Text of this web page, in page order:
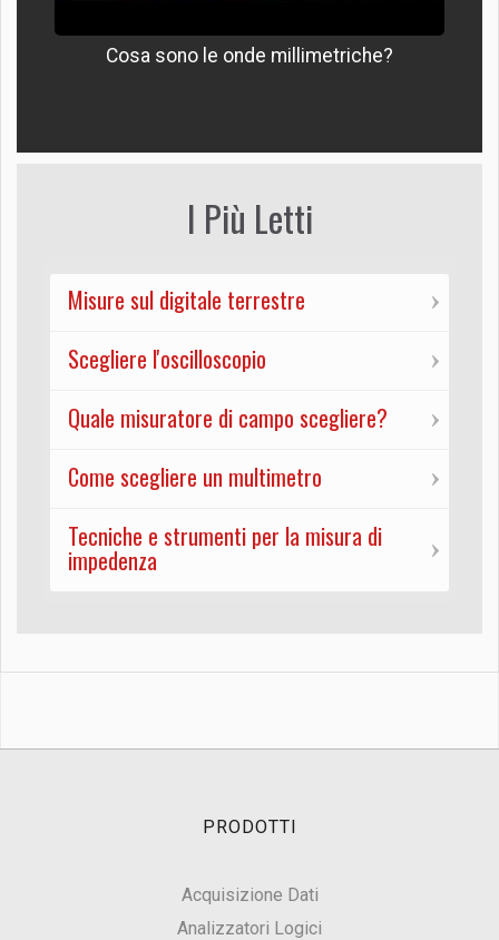
Cosa sono le onde millimetriche?
I Più Letti
Misure sul digitale terrestre
Scegliere l'oscilloscopio
Quale misuratore di campo scegliere?
Come scegliere un multimetro
Tecniche e strumenti per la misura di
impedenza
PRODOTTI
Acquisizione Dati
Analizzatori Logici